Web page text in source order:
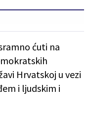
ćuti na
Hrvatskoj u vezi
i ljudskim i